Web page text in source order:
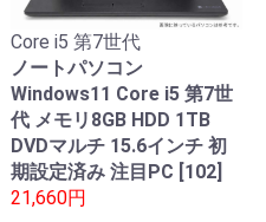
Core i5 第7世代
ノートパソコン
Windows11 Core i5 第7世
代 メモリ8GB HDD 1TB
DVDマルチ 15.6インチ 初
期設定済み 注目PC [102]
21,660円